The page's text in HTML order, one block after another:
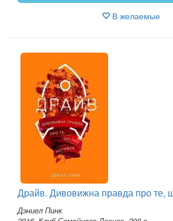
В желаемые
Драйв. Дивовижна правда про те,
Дэниел Пинк